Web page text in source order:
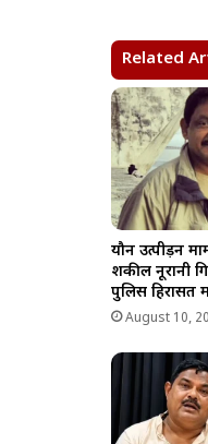
A
p
p
Related
यौन उत्पीड़न
शकील नूरानी
पुलिस
August 10,